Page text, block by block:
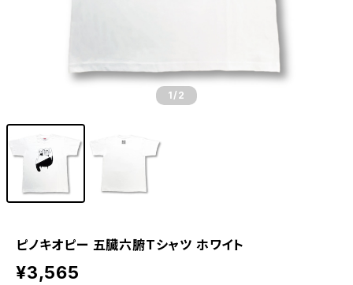
1 /2
ピノキオピー 五臓六腑Tシャツ ホワイト
¥3,565